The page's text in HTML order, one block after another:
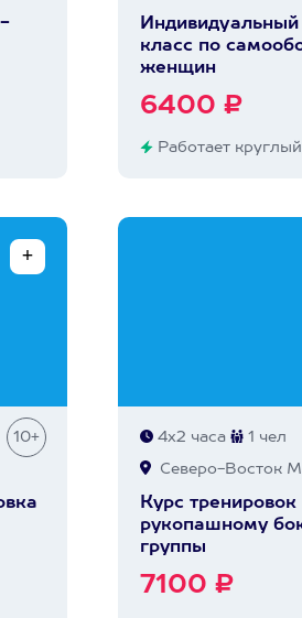
класс по
женщин
6400 ₽
Работает
10+ 4х2 часа 1 чел
Северо-Восток
Курс тренировок
рукопашному
группы
7100 ₽